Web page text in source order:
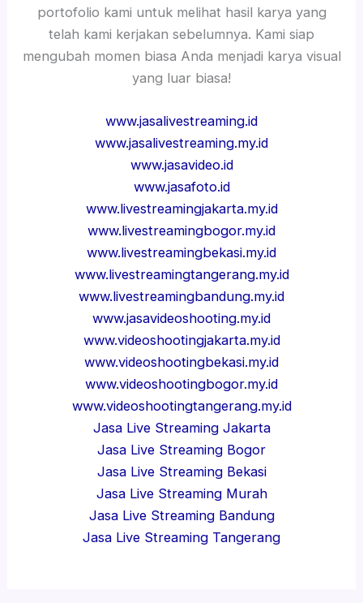
portofolio kami untuk melihat hasil karya yang
telah kami kerjakan sebelumnya. Kami siap
mengubah momen biasa Anda menjadi karya visual
yang luar biasa!
www.jasalivestreaming.id
www.jasalivestreaming.my.id
www.jasavideo.id
www.jasafoto.id
www.livestreamingjakarta.my.id
www.livestreamingbogor.my.id
www.livestreamingbekasi.my.id
www.livestreamingtangerang.my.id
www.livestreamingbandung.my.id
www.jasavideoshooting.my.id
www.videoshootingjakarta.my.id
www.videoshootingbekasi.my.id
www.videoshootingbogor.my.id
www.videoshootingtangerang.my.id
Jasa Live Streaming Jakarta
Jasa Live Streaming Bogor
Jasa Live Streaming Bekasi
Jasa Live Streaming Murah
Jasa Live Streaming Bandung
Jasa Live Streaming Tangerang